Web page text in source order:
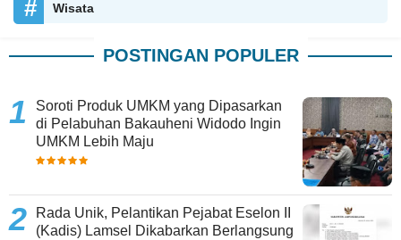
Wisata
POSTINGAN POPULER
Soroti Produk UMKM yang Dipasarkan
di Pelabuhan Bakauheni Widodo Ingin
UMKM Lebih Maju
Rada Unik, Pelantikan Pejabat Eselon II
(Kadis) Lamsel Dikabarkan Berlangsung